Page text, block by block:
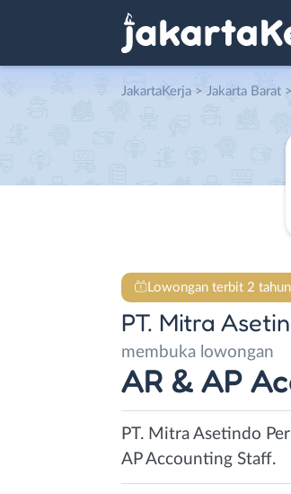
JakartaKerja > Jakarta Barat
Lowongan terbit 2
PT. Mitra
membuka lowongan
AR & AP
PT. Mitra Asetindo
AP Accounting Staff.